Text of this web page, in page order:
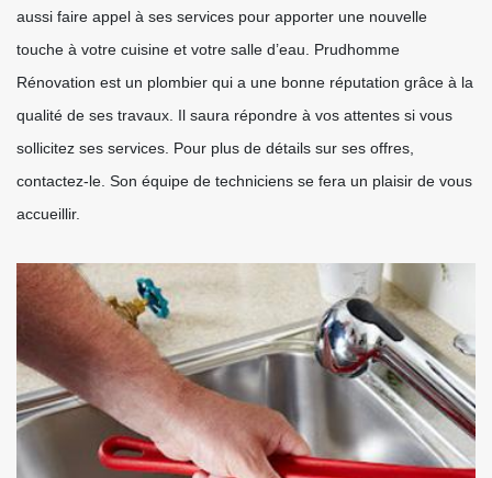
aussi faire appel à ses services pour apporter une nouvelle
touche à votre cuisine et votre salle d’eau. Prudhomme
Rénovation est un plombier qui a une bonne réputation grâce à la
qualité de ses travaux. Il saura répondre à vos attentes si vous
sollicitez ses services. Pour plus de détails sur ses offres,
contactez-le. Son équipe de techniciens se fera un plaisir de vous
accueillir.